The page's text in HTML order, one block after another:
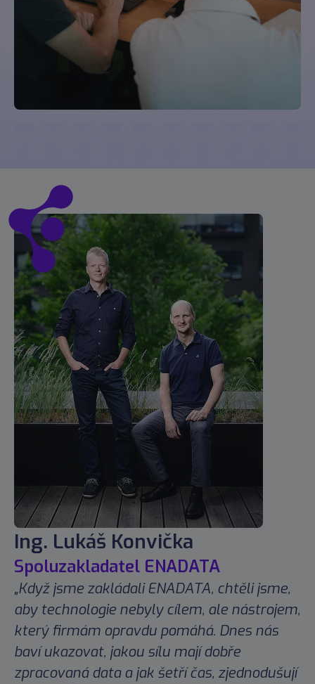
Ing. Lukáš Konvička
Spoluzakladatel ENADATA
„Když jsme zakládali ENADATA, chtěli jsme,
aby technologie nebyly cílem, ale nástrojem,
který firmám opravdu pomáhá. Dnes nás
baví ukazovat, jakou sílu mají dobře
zpracovaná data a jak šetří čas, zjednodušují